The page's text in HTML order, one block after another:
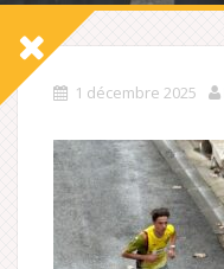
1 décembre 2025